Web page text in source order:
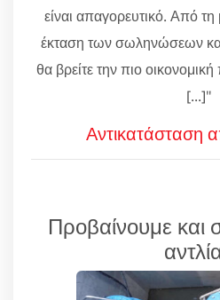
είναι απαγορευτικό. Από τη
έκταση των σωληνώσεων
θα βρείτε την πιο
[...]"
Αντικατάσταση
Προβαίνουμε και